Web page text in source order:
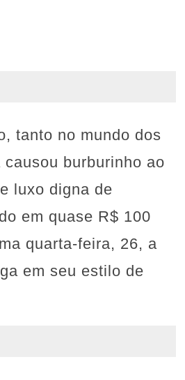
tanto no mundo dos
burburinho ao
luxo digna de
em quase R$ 100
quarta-feira, 26, a
em seu estilo de